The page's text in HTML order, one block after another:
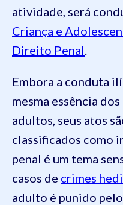
atividade, será
Criança e
Direito Penal
Embora a conduta
mesma essência
adultos, seus atos
classificados como
penal é um tema
casos de crimes
adulto é punido